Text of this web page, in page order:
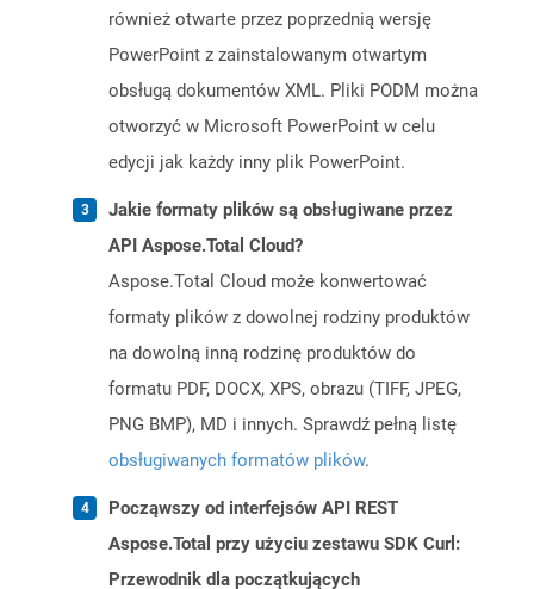
również otwarte przez poprzednią wersję
PowerPoint z zainstalowanym otwartym
obsługą dokumentów XML. Pliki PODM można
otworzyć w Microsoft PowerPoint w celu
edycji jak każdy inny plik PowerPoint.
Jakie formaty plików są obsługiwane przez
API Aspose.Total Cloud?
Aspose.Total Cloud może konwertować
formaty plików z dowolnej rodziny produktów
na dowolną inną rodzinę produktów do
formatu PDF, DOCX, XPS, obrazu (TIFF, JPEG,
PNG BMP), MD i innych. Sprawdź pełną listę
obsługiwanych formatów plików.
Począwszy od interfejsów API REST
Aspose.Total przy użyciu zestawu SDK Curl:
Przewodnik dla początkujących